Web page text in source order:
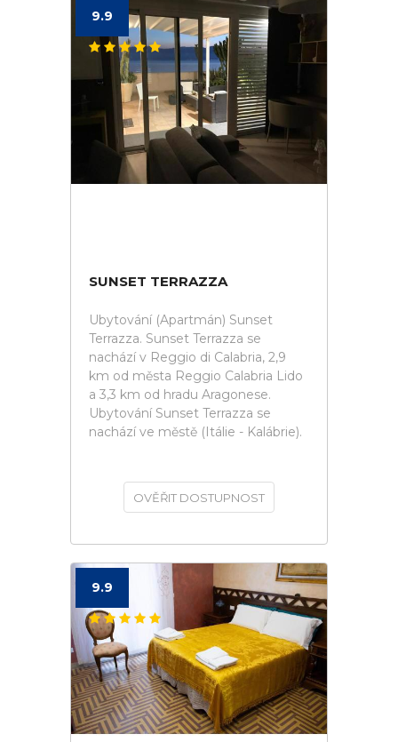
9.9
SUNSET TERRAZZA
Ubytování (Apartmán) Sunset
Terrazza. Sunset Terrazza se
nachází v Reggio di Calabria, 2,9
km od města Reggio Calabria Lido
a 3,3 km od hradu Aragonese.
Ubytování Sunset Terrazza se
nachází ve městě (Itálie - Kalábrie).
OVĚŘIT DOSTUPNOST
9.9